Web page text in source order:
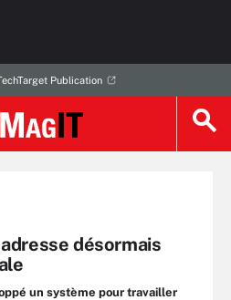
Publication
désormais
un système pour travailler